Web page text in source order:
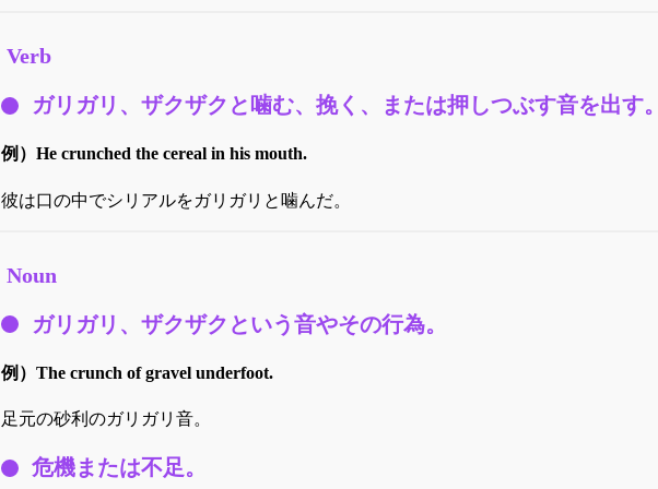
Verb
ガリガリ、ザクザクと噛む、挽く、または押しつぶす音を出す
例） He crunched the cereal in his mouth.
彼は口の中でシリアルをガリガリと噛んだ。
Noun
ガリガリ、ザクザクという音やその行為。
例） The crunch of gravel underfoot.
足元の砂利のガリガリ音。
危機または不足。